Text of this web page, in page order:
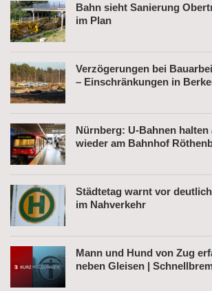
Bahn sieht Sanierung
im Plan
Verzögerungen bei
– Einschränkungen in
Nürnberg: U-Bahnen halten
wieder am Bahnhof
Städtetag warnt vor
im Nahverkehr
Mann und Hund von Zug
neben Gleisen |